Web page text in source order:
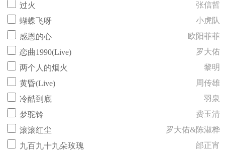
过火
张信哲
蝴蝶飞呀
小虎队
感恩的心
欧阳菲菲
恋曲1990(Live)
罗大佑
两个人的烟火
黎明
黄昏(Live)
周传雄
冷酷到底
羽泉
梦驼铃
费玉清
滚滚红尘
罗大佑&陈淑桦
九百九十九朵玫瑰
邰正宵